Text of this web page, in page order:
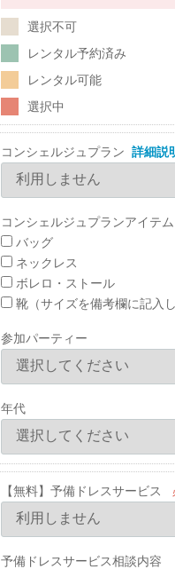
選択不可
レンタル予約済み
レンタル可能
選択中
コンシェルジュプラン 詳細説
コンシェルジュプランアイテム
バッグ
ネックレス
ボレロ・ストール
靴（サイズを備考欄に記入
参加パーティー
年代
【無料】予備ドレスサービス
予備ドレスサービス相談内容